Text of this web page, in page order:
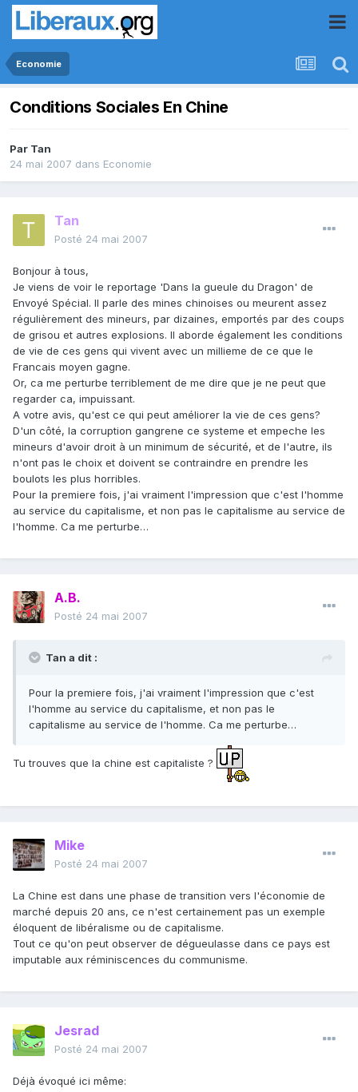
Economie
Conditions Sociales En Chine
Par Tan
24 mai 2007 dans Economie
Tan
Posté 24 mai 2007
Bonjour à tous,
Je viens de voir le reportage 'Dans la gueule du Dragon' de
Envoyé Spécial. Il parle des mines chinoises ou meurent assez
régulièrement des mineurs, par dizaines, emportés par des coups
de grisou et autres explosions. Il aborde également les conditions
de vie de ces gens qui vivent avec un millieme de ce que le
Francais moyen gagne.
Or, ca me perturbe terriblement de me dire que je ne peut que
regarder ca, impuissant.
A votre avis, qu'est ce qui peut améliorer la vie de ces gens?
D'un côté, la corruption gangrene ce systeme et empeche les
mineurs d'avoir droit à un minimum de sécurité, et de l'autre, ils
n'ont pas le choix et doivent se contraindre en prendre les
boulots les plus horribles.
Pour la premiere fois, j'ai vraiment l'impression que c'est l'homme
au service du capitalisme, et non pas le capitalisme au service de
l'homme. Ca me perturbe…
A.B.
Posté 24 mai 2007
Tan a dit :
Pour la premiere fois, j'ai vraiment l'impression que c'est
l'homme au service du capitalisme, et non pas le
capitalisme au service de l'homme. Ca me perturbe…
Tu trouves que la chine est capitaliste ?
Mike
Posté 24 mai 2007
La Chine est dans une phase de transition vers l'économie de
marché depuis 20 ans, ce n'est certainement pas un exemple
éloquent de libéralisme ou de capitalisme.
Tout ce qu'on peut observer de dégueulasse dans ce pays est
imputable aux réminiscences du communisme.
Jesrad
Posté 24 mai 2007
Déjà évoqué ici même: